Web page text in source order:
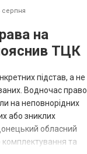
серпня
на
ТЦК
підстав, а не
Водночас право
на неповнорідних
або зниклих
обласний
комплектування та